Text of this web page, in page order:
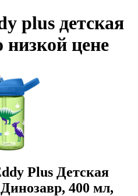
plus детская
цене
Plus Детская
400 мл,